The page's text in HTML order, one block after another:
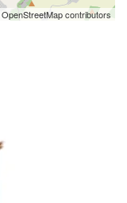
OpenStreetMapcontributors